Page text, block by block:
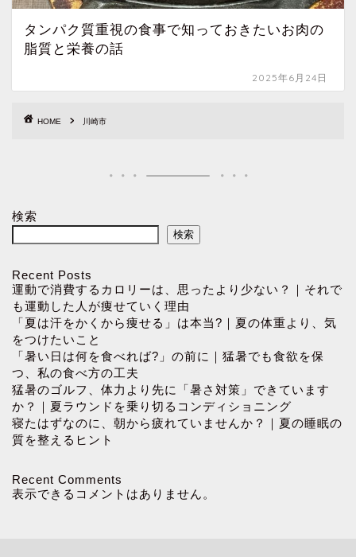
タンパク質重視の食事で知っておきたいお肉の
脂質と栄養の話
2025年6月24日
HOME 川崎市
検索
検索
Recent Posts
運動で消費するカロリーは、思ったより少ない？｜それで
も運動した人が痩せていく理由
「夏は汗をかくから痩せる」は本当?｜夏の体重より、気
をつけたいこと
「暑い日は何を食べれば?」の前に｜猛暑でも食欲を保
つ、私の食べ方の工夫
猛暑のゴルフ、体力より先に「暑さ対策」できています
か？｜夏ラウンドを乗り切るコンディショニング
寝たはずなのに、朝から疲れていませんか？｜夏の睡眠の
質を整えるヒント
Recent Comments
表示できるコメントはありません。